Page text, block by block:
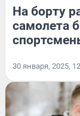
На борту
самолета
30 января, 2025,